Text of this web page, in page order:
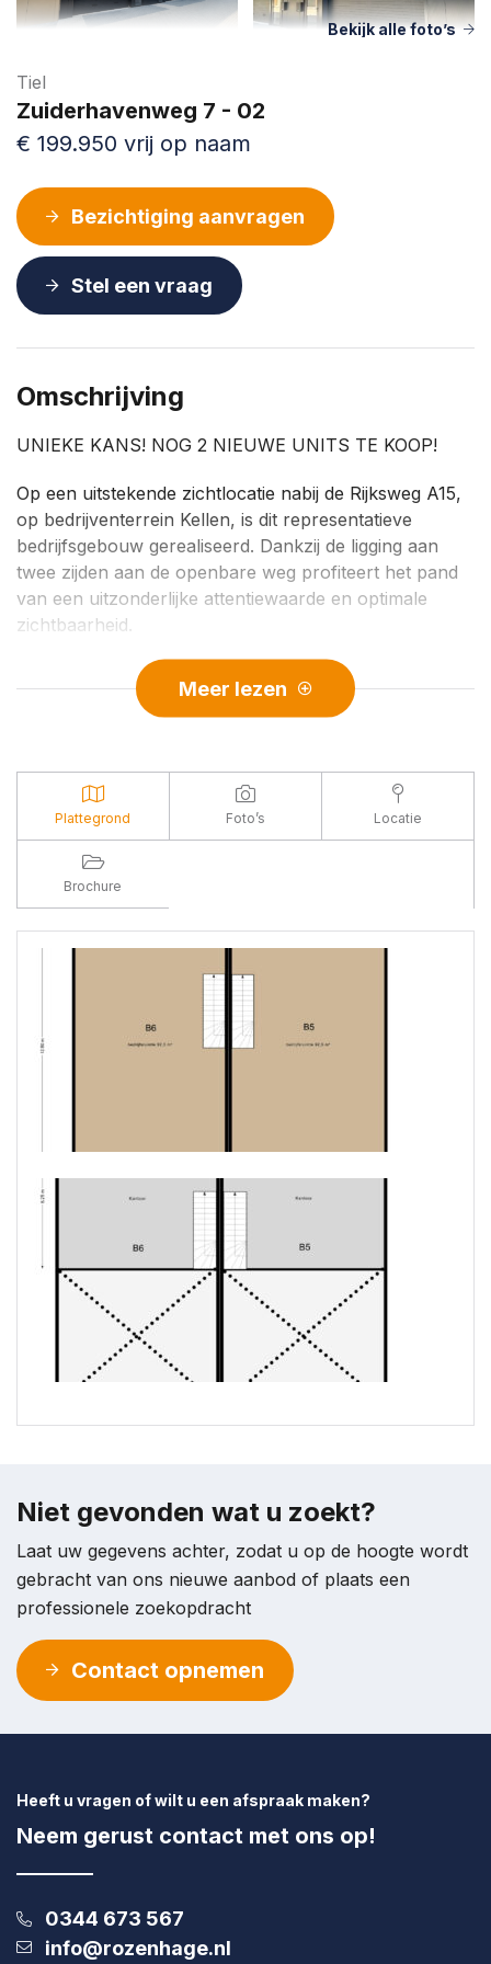
Bekijk alle foto’s
Tiel
Zuiderhavenweg 7 - 02
€ 199.950 vrij op naam
Bezichtiging aanvragen
Stel een vraag
Omschrijving
UNIEKE KANS! NOG 2 NIEUWE UNITS TE KOOP!
Op een uitstekende zichtlocatie nabij de Rijksweg A15,
op bedrijventerrein Kellen, is dit representatieve
bedrijfsgebouw gerealiseerd. Dankzij de ligging aan
twee zijden aan de openbare weg profiteert het pand
van een uitzonderlijke attentiewaarde en optimale
zichtbaarheid.
Bent u op zoek naar een representatieve
bedrijfsruimte op een strategische locatie? De
Zuiderhavenweg 7 biedt een uitstekende combinatie
Met een oppervlakte van totaal 139 m² en diverse
gebruiksmogelijkheden biedt deze locatie alles wat u
nodig heeft om uw bedrijf verder te laten groeien.
INDELING:
Begane grond: entree via loopdeur, elektrisch
bedienbare overheaddeur, bedrijfsruimte, trap naar
Verdieping: halve verdieping te gebruiken als
ALGEMENE INFORMATIE:
– vrije hoogte deels ca. 6,8 meter, deels 3,7 meter
– maximale vloerbelasting Ca. 1.500 kg per m² op de
begane grond, ca. 400 kg per m² op de eerste
verdieping
BEREIKBAARHEID:
Het goed beveiligde bedrijventerrein Kellen is centraal
gelegen en beschikt over uitstekende verbindingen
autominuten bereikt u de snelweg A15 richting
is dit een strategische uitvalsbasis voor ondernemers
die bereikbaarheid belangrijk vinden.
PARKEREN:
Elke bedrijfsruimte heeft een eigen parkeerplaats.
BESTEMMING:
Voor deze bedrijfsruimte met kantoorruimte geldt een
bestemming ‘Bedrijventerrein t/m categorie 5.1 met
functieaanduiding specifieke vorm van detailhandel
ondernemingsplannen? Neemt u dan contact op met
het omgevingsloket van de gemeente Tiel.
KOOPPRIJS:
Zuiderhavenweg 7 02 (B5): € 199.950,–, maandelijkse
VvE kosten circa € 116,27
Meer lezen
Plattegrond Foto’s Locatie
Brochure
Niet gevonden wat u zoekt?
Laat uw gegevens achter, zodat u op de hoogte wordt
gebracht van ons nieuwe aanbod of plaats een
professionele zoekopdracht
Contact opnemen
Heeft u vragen of wilt u een afspraak maken?
Neem gerust contact met ons op!
0344 673 567
info@rozenhage.nl